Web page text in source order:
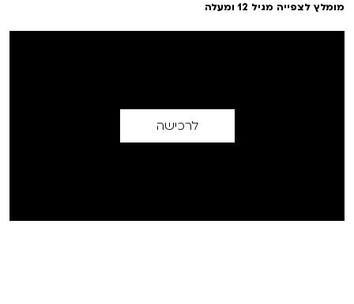
מומלץ לצפייה מגיל 12 ומעלה
לרכישה